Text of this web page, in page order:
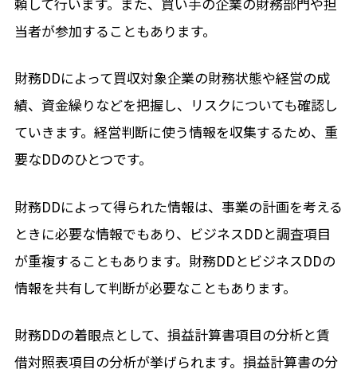
当者が参加することもあります。
財務DDによって買収対象企業の財務状態や経営の成
績、資金繰りなどを把握し、リスクについても確認し
ていきます。経営判断に使う情報を収集するため、重
要なDDのひとつです。
財務DDによって得られた情報は、事業の計画を考える
ときに必要な情報でもあり、ビジネスDDと調査項目
が重複することもあります。財務DDとビジネスDDの
情報を共有して判断が必要なこともあります。
財務DDの着眼点として、損益計算書項目の分析と賃
借対照表項目の分析が挙げられます。損益計算書の分